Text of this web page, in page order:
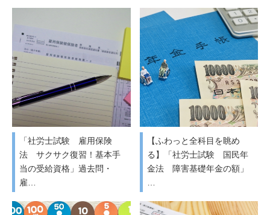
「社労士試験 雇用保険
法 サクサク復習！基本手
当の受給資格」過去問・
雇…
【ふわっと全科目を眺め
る】「社労士試験 国民年
金法 障害基礎年金の額」
…